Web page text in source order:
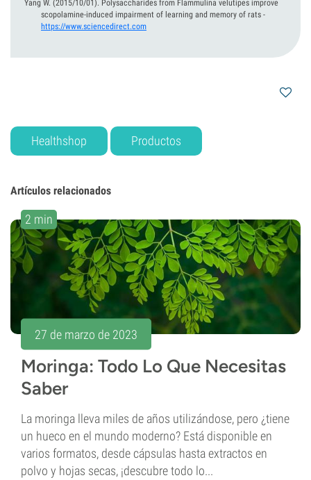
Yang W. (2015/10/01). Polysaccharides from Flammulina velutipes improve
scopolamine-induced impairment of learning and memory of rats -
https://www.sciencedirect.com
Healthshop Productos
Artículos relacionados
2 min
27 de marzo de 2023
Moringa: Todo Lo Que Necesitas
Saber
La moringa lleva miles de años utilizándose, pero ¿tiene
un hueco en el mundo moderno? Está disponible en
varios formatos, desde cápsulas hasta extractos en
polvo y hojas secas, ¡descubre todo lo...